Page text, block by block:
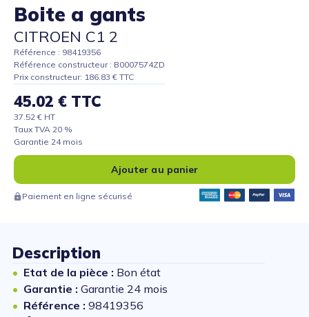
Boite a gants
CITROEN C1 2
Référence : 98419356
Référence constructeur : B0007574ZD
Prix constructeur: 186.83 € TTC
45.02 € TTC
37.52 € HT
Taux TVA 20 %
Garantie 24 mois
Ajouter au panier
Paiement en ligne sécurisé
Description
Etat de la pièce : Bon état
Garantie : Garantie 24 mois
Référence : 98419356